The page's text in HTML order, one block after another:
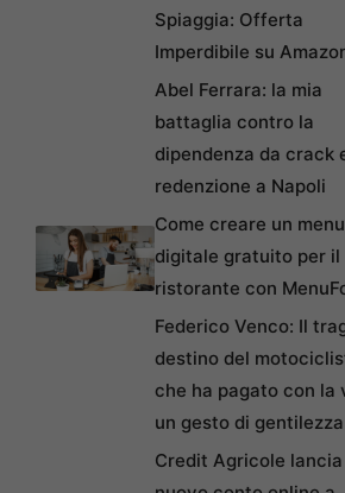
Spiaggia: Offerta
Imperdibile su
Abel Ferrara: la mia
battaglia contro la
dipendenza da crack
redenzione a Napoli
Come creare un menu
digitale gratuito per il
ristorante con
Federico Venco: Il
destino del
che ha pagato con la
un gesto di gentilezza
Credit Agricole lancia